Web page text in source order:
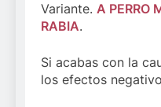
Variante. A PERRO
RABIA.
Si acabas con la
los efectos